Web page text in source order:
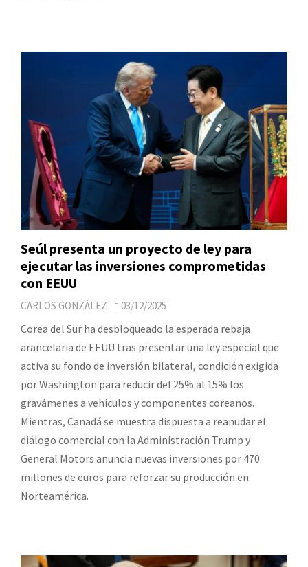
Seúl presenta un proyecto de ley para
ejecutar las inversiones comprometidas
con EEUU
CARLOS GONZÁLEZ 03/12/2025
Corea del Sur ha desbloqueado la esperada rebaja
arancelaria de EEUU tras presentar una ley especial que
activa su fondo de inversión bilateral, condición exigida
por Washington para reducir del 25% al 15% los
gravámenes a vehículos y componentes coreanos.
Mientras, Canadá se muestra dispuesta a reanudar el
diálogo comercial con la Administración Trump y
General Motors anuncia nuevas inversiones por 470
millones de euros para reforzar su producción en
Norteamérica.